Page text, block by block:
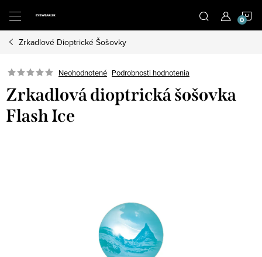
obsah
Zrkadlové Dioptrické Šošovky
Neohodnotené Podrobnosti hodnotenia
Zrkadlová dioptrická šošovka
Flash Ice